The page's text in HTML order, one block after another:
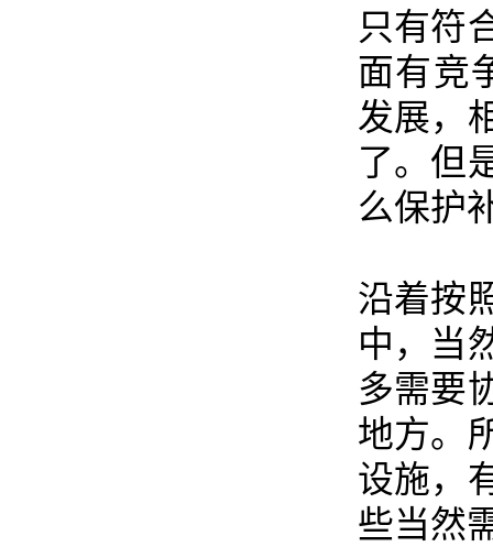
只有符
面有竞
发展，
了。但
么保护
沿着按
中，当
多需要
地方。
设施，
些当然